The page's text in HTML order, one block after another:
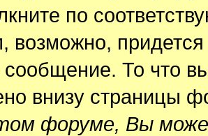
по
придется
сообщение. То что
внизу страницы
форуме, Вы